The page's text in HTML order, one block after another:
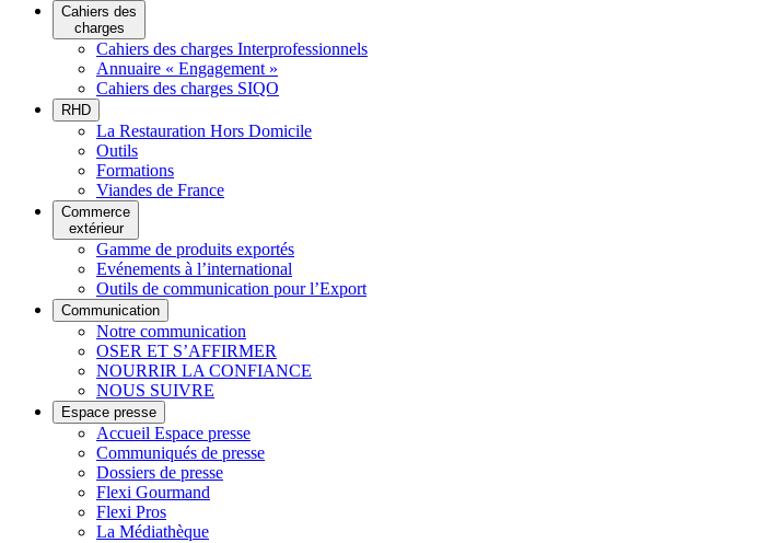
Cahiers des
charges
Cahiers des charges Interprofessionnels
Annuaire « Engagement »
Cahiers des charges SIQO
RHD
La Restauration Hors Domicile
Outils
Formations
Viandes de France
Commerce
extérieur
Gamme de produits exportés
Evénements à l’international
Outils de communication pour l’Export
Communication
Notre communication
OSER ET S’AFFIRMER
NOURRIR LA CONFIANCE
NOUS SUIVRE
Espace presse
Accueil Espace presse
Communiqués de presse
Dossiers de presse
Flexi Gourmand
Flexi Pros
La Médiathèque